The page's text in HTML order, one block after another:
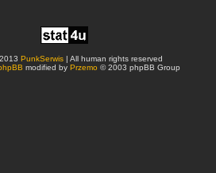
PunkSerwis| All human rights reserved
modified by Przemo © 2003 phpBB Group